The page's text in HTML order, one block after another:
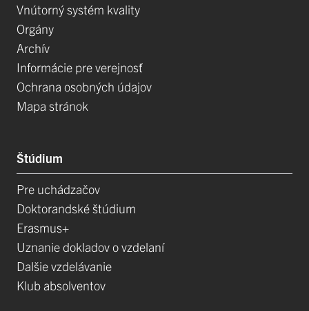
Vnútorný systém kvality
Orgány
Archív
Informácie pre verejnosť
Ochrana osobných údajov
Mapa stránok
Štúdium
Pre uchádzačov
Doktorandské štúdium
Erasmus+
Uznanie dokladov o vzdelaní
Dalšie vzdelávanie
Klub absolventov